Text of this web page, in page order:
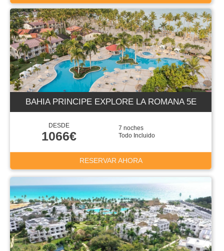
BAHIA PRINCIPE EXPLORE LA ROMANA 5E
DESDE
1066€
7 noches
Todo Incluido
RESERVAR AHORA